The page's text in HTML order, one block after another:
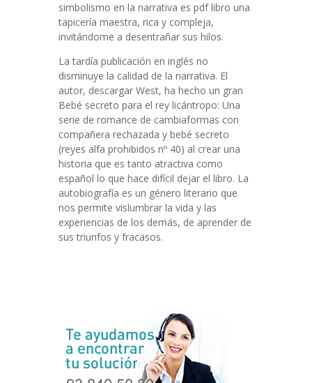
simbolismo en la narrativa es pdf libro una
tapicería maestra, rica y compleja,
invitándome a desentrañar sus hilos.
La tardía publicación en inglés no
disminuye la calidad de la narrativa. El
autor, descargar West, ha hecho un gran
Bebé secreto para el rey licántropo: Una
serie de romance de cambiaformas con
compañera rechazada y bebé secreto
(reyes alfa prohibidos nº 40) al crear una
historia que es tanto atractiva como
español lo que hace difícil dejar el libro. La
autobiografía es un género literario que
nos permite vislumbrar la vida y las
experiencias de los demás, de aprender de
sus triunfos y fracasos.